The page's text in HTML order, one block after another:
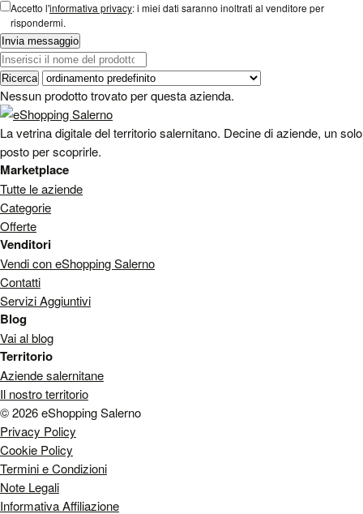
Accetto l'informativa privacy: i miei dati saranno inoltrati al venditore per
rispondermi.
Cerca tra i prodotti di questa azienda
Ordina i prodotti
Nessun prodotto trovato per questa azienda.
La vetrina digitale del territorio salernitano. Decine di aziende, un solo
posto per scoprirle.
Marketplace
Tutte le aziende
Categorie
Offerte
Venditori
Vendi con eShopping Salerno
Contatti
Servizi Aggiuntivi
Blog
Vai al blog
Territorio
Aziende salernitane
Il nostro territorio
© 2026 eShopping Salerno
Privacy Policy
Cookie Policy
Termini e Condizioni
Note Legali
Informativa Affiliazione